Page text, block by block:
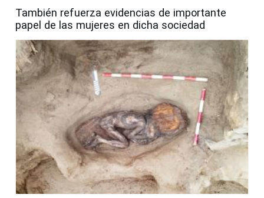
También refuerza evidencias de importante
papel de las mujeres en dicha sociedad